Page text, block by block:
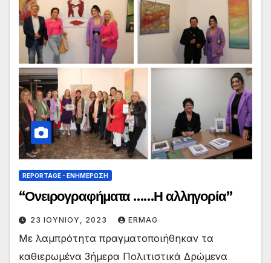
REPORTAGE - EΝΗΜΈΡΩΣΗ
“Ονειρογραφήματα ……Η αλληγορία”
23 ΙΟΥΝΊΟΥ, 2023 ERMAG
Mε λαμπρότητα πραγματοποιήθηκαν τα
καθιερωμένα 3ήμερα Πολιτιστικά Δρώμενα